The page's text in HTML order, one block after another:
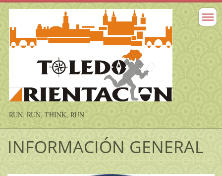
RUN, RUN, THINK, RUN
INFORMACIÓN GENERAL